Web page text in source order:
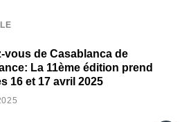
vous de Casablanca de
La 11ème édition prend
16 et 17 avril 2025